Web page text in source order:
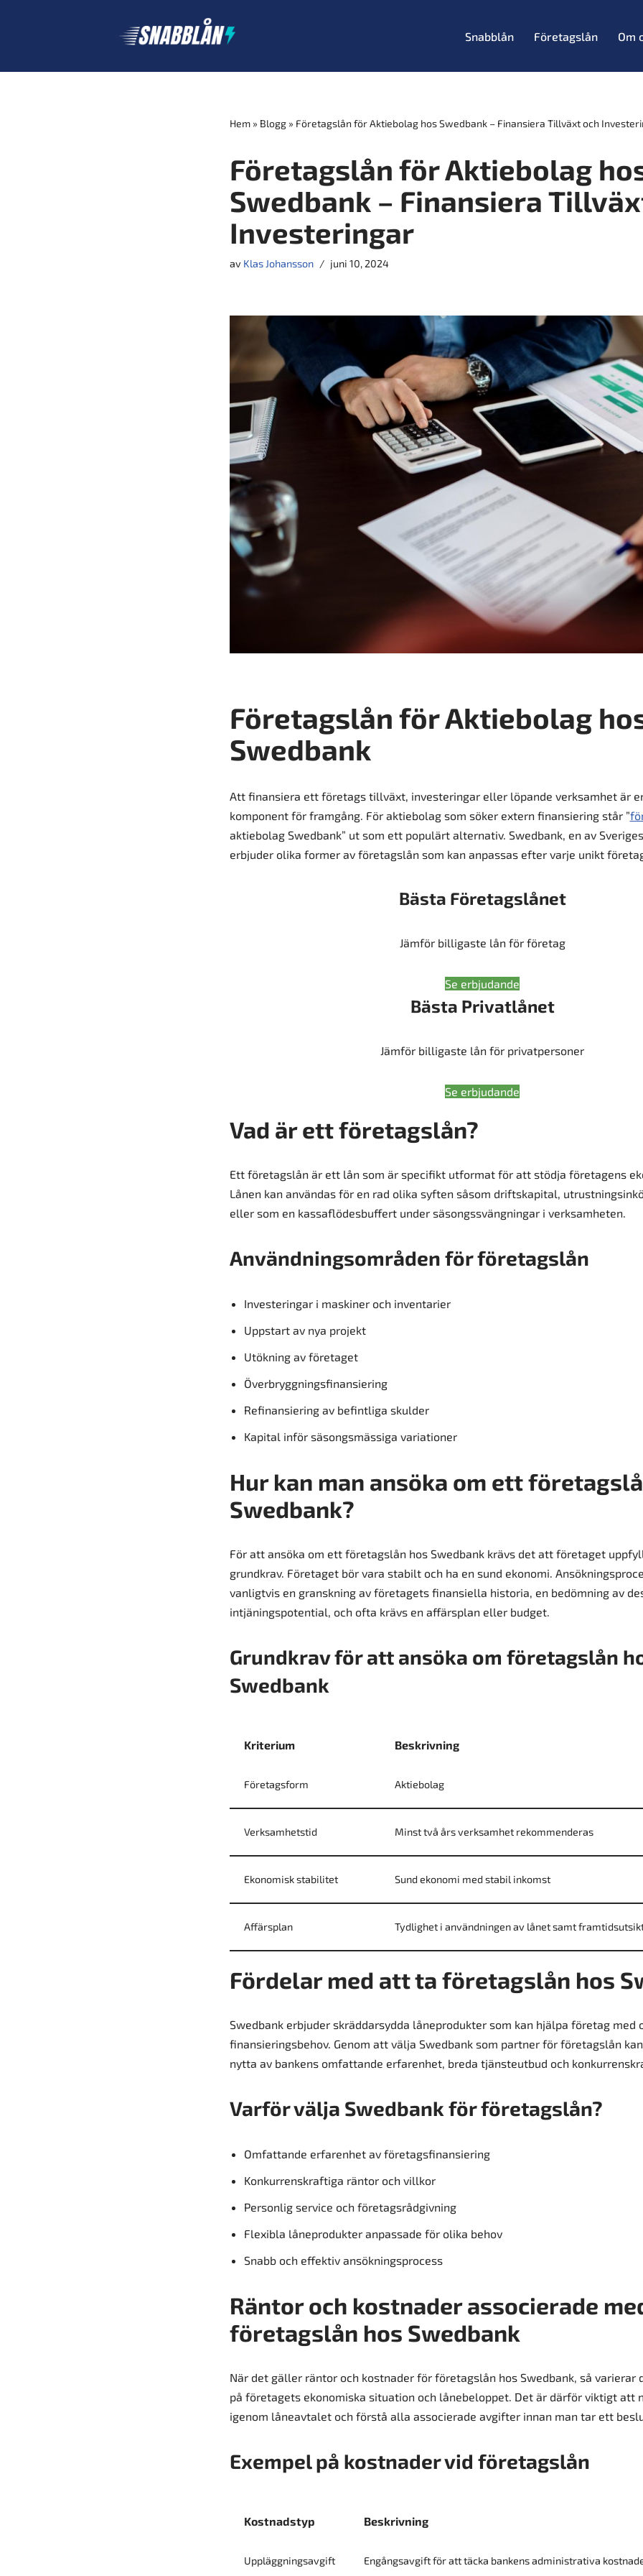
Snabblån Företagslån Om
Hem» Blogg» Företagslån för Aktiebolag hos Swedbank – Finansiera Tillväxt och
Företagslån för Aktiebolag
Swedbank – Finansiera
Investeringar
av Klas Johansson juni 10, 2024
Företagslån för Aktiebolag
Swedbank
Att finansiera ett företags tillväxt, investeringar eller löpande verksamhet är
komponent för framgång. För aktiebolag som söker extern finansiering står ”
aktiebolag Swedbank” ut som ett populärt alternativ. Swedbank, en av
erbjuder olika former av företagslån som kan anpassas efter varje unikt
Bästa Företagslånet
Jämför billigaste lån för företag
Se erbjudande
Bästa Privatlånet
Jämför billigaste lån för privatpersoner
Se erbjudande
Vad är ett företagslån?
Ett företagslån är ett lån som är specifikt utformat för att stödja företagens
Lånen kan användas för en rad olika syften såsom driftskapital,
eller som en kassaflödesbuffert under säsongssvängningar i verksamheten.
Användningsområden för företagslån
Investeringar i maskiner och inventarier
Uppstart av nya projekt
Utökning av företaget
Överbryggningsfinansiering
Refinansiering av befintliga skulder
Kapital inför säsongsmässiga variationer
Hur kan man ansöka om ett
Swedbank?
För att ansöka om ett företagslån hos Swedbank krävs det att företaget
grundkrav. Företaget bör vara stabilt och ha en sund ekonomi.
vanligtvis en granskning av företagets finansiella historia, en bedömning av
intjäningspotential, och ofta krävs en affärsplan eller budget.
Grundkrav för att ansöka om företagslån
Swedbank
Kriterium Beskrivning
Företagsform Aktiebolag
Verksamhetstid Minst två års verksamhet rekommenderas
Ekonomisk stabilitet Sund ekonomi med stabil inkomst
Affärsplan Tydlighet i användningen av lånet samt
Fördelar med att ta företagslån hos
Swedbank erbjuder skräddarsydda låneprodukter som kan hjälpa företag med
finansieringsbehov. Genom att välja Swedbank som partner för företagslån
nytta av bankens omfattande erfarenhet, breda tjänsteutbud och
Varför välja Swedbank för företagslån?
Omfattande erfarenhet av företagsfinansiering
Konkurrenskraftiga räntor och villkor
Personlig service och företagsrådgivning
Flexibla låneprodukter anpassade för olika behov
Snabb och effektiv ansökningsprocess
Räntor och kostnader associerade
företagslån hos Swedbank
När det gäller räntor och kostnader för företagslån hos Swedbank, så varierar
på företagets ekonomiska situation och lånebeloppet. Det är därför viktigt att
igenom låneavtalet och förstå alla associerade avgifter innan man tar ett
Exempel på kostnader vid företagslån
Kostnadstyp Beskrivning
Uppläggningsavgift Engångsavgift för att täcka bankens administrativa